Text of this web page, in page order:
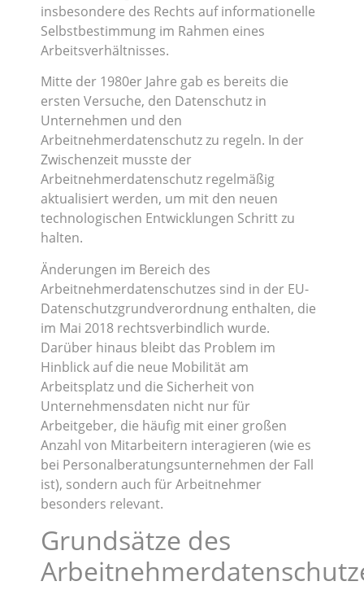
insbesondere des Rechts auf informationelle
Selbstbestimmung im Rahmen eines
Arbeitsverhältnisses.
Mitte der 1980er Jahre gab es bereits die
ersten Versuche, den Datenschutz in
Unternehmen und den
Arbeitnehmerdatenschutz zu regeln. In der
Zwischenzeit musste der
Arbeitnehmerdatenschutz regelmäßig
aktualisiert werden, um mit den neuen
technologischen Entwicklungen Schritt zu
halten.
Änderungen im Bereich des
Arbeitnehmerdatenschutzes sind in der EU-
Datenschutzgrundverordnung enthalten, die
im Mai 2018 rechtsverbindlich wurde.
Darüber hinaus bleibt das Problem im
Hinblick auf die neue Mobilität am
Arbeitsplatz und die Sicherheit von
Unternehmensdaten nicht nur für
Arbeitgeber, die häufig mit einer großen
Anzahl von Mitarbeitern interagieren (wie es
bei Personalberatungsunternehmen der Fall
ist), sondern auch für Arbeitnehmer
besonders relevant.
Grundsätze des